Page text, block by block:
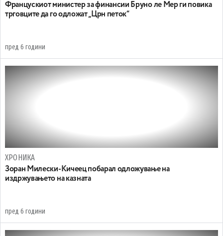
Францускиот министер за финансии Бруно ле Мер ги повика
трговците да го одложат „Црн петок“
пред 6 години
ХРОНИКА
Зоран Милески-Кичеец побарал одложување на
издржувањето на казната
пред 6 години